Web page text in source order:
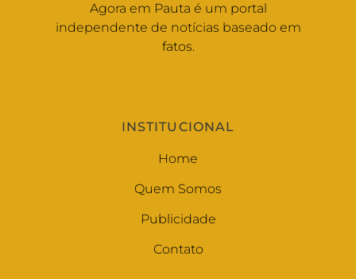
Agora em Pauta é um portal
independente de notícias baseado em
fatos.
INSTITUCIONAL
Home
Quem Somos
Publicidade
Contato